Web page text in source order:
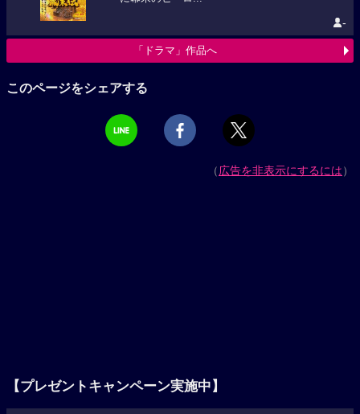
-
「ドラマ」作品へ
このページをシェアする
（広告を非表示にするには）
【プレゼントキャンペーン実施中】